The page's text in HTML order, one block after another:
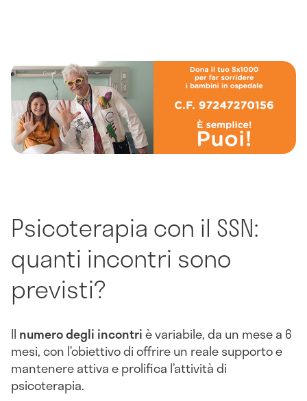
Psicoterapia con il SSN:
quanti incontri sono
previsti?
Il numero degli incontriè variabile, da un mese a 6
mesi, con l’obiettivo di offrire un reale supporto e
mantenere attiva e prolifica l’attività di
psicoterapia.